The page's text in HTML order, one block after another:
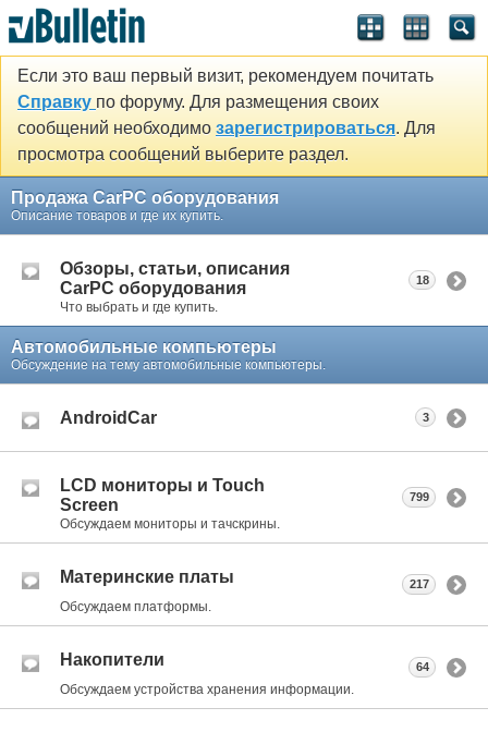
Если это ваш первый визит, рекомендуем почитать
Справку по форуму. Для размещения своих
сообщений необходимо зарегистрироваться. Для
просмотра сообщений выберите раздел.
Продажа CarPC оборудования
Описание товаров и где их купить.
Обзоры, статьи, описания
CarPC оборудования
Что выбрать и где купить.
18
Автомобильные компьютеры
Обсуждение на тему автомобильные компьютеры.
AndroidCar 3
LCD мониторы и Touch
Screen
Обсуждаем мониторы и тачскрины.
799
Материнские платы
Обсуждаем платформы.
217
Накопители
Обсуждаем устройства хранения информации.
64